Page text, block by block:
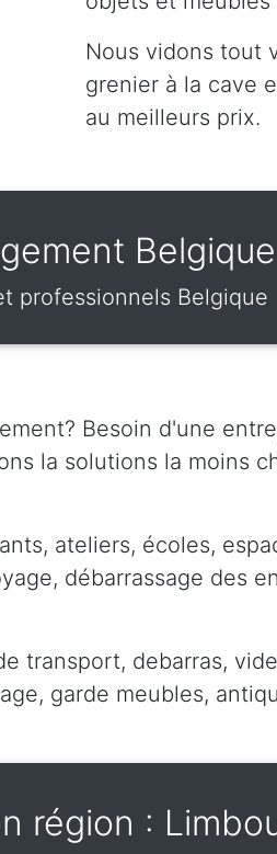
Nous vidons tout
grenier à la cave
au meilleurs prix.
Belgique
professionnels Belgique
Besoin d'une
la solutions la moins
ateliers, écoles,
débarrassage des
transport, debarras,
garde meubles,
région :